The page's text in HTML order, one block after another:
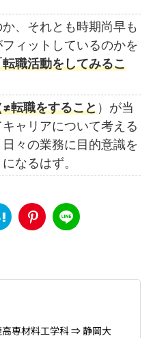
、それとも時期尚早も
ィットしているのかを
転職活動をしてみるこ
転職をすること）が当
ャリアについて考える
々の業務に目的意識を
なるはず。
高専材料工学科 ⇒ 静岡大